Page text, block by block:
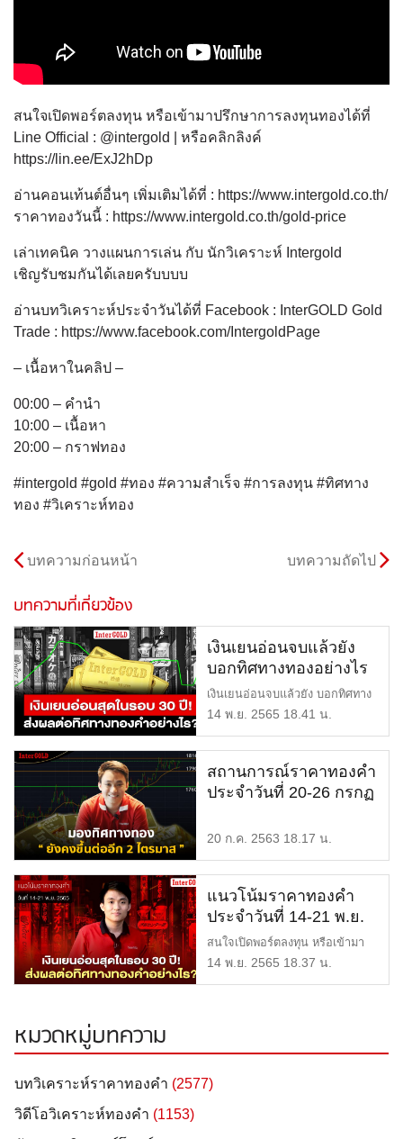
สนใจเปิดพอร์ตลงทุน หรือเข้ามาปรึกษาการลงทุนทองได้ที่
Line Official : @intergold | หรือคลิกลิงค์
https://lin.ee/ExJ2hDp
อ่านคอนเท้นต์อื่นๆ เพิ่มเติมได้ที่ : https://www.intergold.co.th/​​​​​
ราคาทองวันนี้ : https://www.intergold.co.th/gold-price
เล่าเทคนิค วางแผนการเล่น กับ นักวิเคราะห์ Intergold
เชิญรับชมกันได้เลยครับบบบ
อ่านบทวิเคราะห์ประจำวันได้ที่ Facebook : InterGOLD Gold
Trade : https://www.facebook.com/IntergoldPage
– เนื้อหาในคลิป –
00:00​​ – คำนำ
10:00 – เนื้อหา
20:00 – กราฟทอง
#intergold #gold #ทอง #ความสำเร็จ #การลงทุน #ทิศทาง
ทอง #วิเคราะห์ทอง
บทความก่อนหน้า บทความถัดไป
บทความที่เกี่ยวข้อง
เงินเยนอ่อนจบแล้วยัง
บอกทิศทางทองอย่างไร
บ้าง?
เงินเยนอ่อนจบแล้วยัง บอกทิศทาง
ทองอย่างไรบ้าง? =========
14 พ.ย. 2565 18.41 น.
สถานการณ์ราคาทองคำ
ประจำวันที่ 20-26 กรกฏ
ทอง ยังคงขึ้นต่ออีก 2
20 ก.ค. 2563 18.17 น.
แนวโน้มราคาทองคำ
ประจำวันที่ 14-21 พ.ย.
2565 | เงินเยนอ่อนสุดใน
รอบ 30 ปี! ส่งผลต่อ
สนใจเปิดพอร์ตลงทุน หรือเข้ามา
ปรึกษาการลงทุนทองได้ที่ Li […]
14 พ.ย. 2565 18.37 น.
หมวดหมู่บทความ
บทวิเคราะห์ราคาทองคำ (2577)
วิดีโอวิเคราะห์ทองคำ (1153)